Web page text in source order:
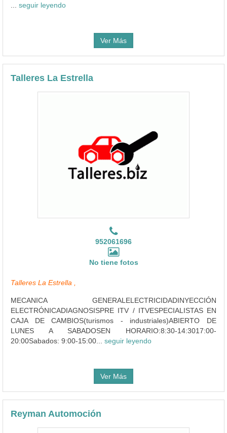
seguir leyendo
Ver Más
Talleres La Estrella
952061696
No tiene fotos
Talleres La Estrella ,
MECANICA GENERALELECTRICIDADINYECCIÓN
ELECTRÓNICADIAGNOSISPRE ITV / ITVESPECIALISTAS EN
CAJA DE CAMBIOS(turismos - industriales)ABIERTO DE
LUNES A SABADOSEN HORARIO:8:30-14:3017:00-
20:00Sabados: 9:00-15:00... seguir leyendo
Ver Más
Reyman Automoción